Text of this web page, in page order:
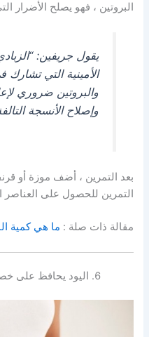
البروتين ، فهو يصلح الأضرار
يقول جريفين:
الأمينية التي تشارك
والبروتين ضروري
وإصلاح الأنسجة
بعد التمرين ، أضف موزة أو
التمرين للحصول على العناصر
مقالة ذات صلة : ما هي كمية
اليود يحافظ على